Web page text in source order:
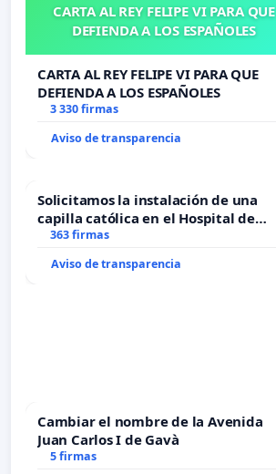
CARTA AL REY FELIPE VI PARA QUE
DEFIENDA A LOS ESPAÑOLES
CARTA AL REY FELIPE VI PARA QUE
DEFIENDA A LOS ESPAÑOLES
3 330 firmas
Aviso de transparencia
Solicitamos la instalación de una
capilla católica en el Hospital de
Alcañiz
363 firmas
Aviso de transparencia
Cambiar el nombre de la Avenida
Juan Carlos I de Gavà
5 firmas